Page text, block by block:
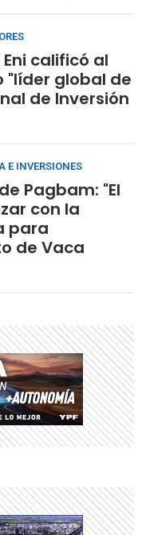
calificó al
global de
de Inversión
E INVERSIONES
Pagbam: "El
con la
para
de Vaca